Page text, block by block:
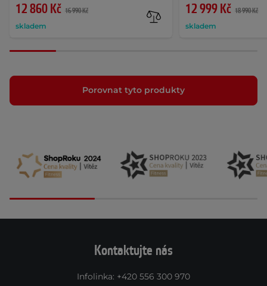
12 860 Kč 16 990 Kč
skladem
12 999 Kč 18 990 Kč
skladem
Porovnat tyto produkty
Kontaktujte nás
Infolinka: +420 556 300 970